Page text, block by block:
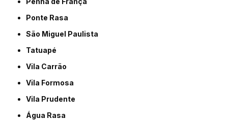
Ponte Rasa
São Miguel Paulista
Tatuapé
Vila Carrão
Vila Formosa
Vila Prudente
Água Rasa